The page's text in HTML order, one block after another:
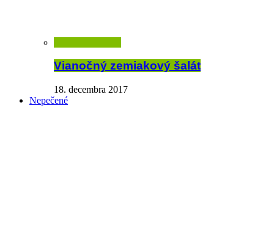
Vianočný zemiakový šalát
18. decembra 2017
Nepečené